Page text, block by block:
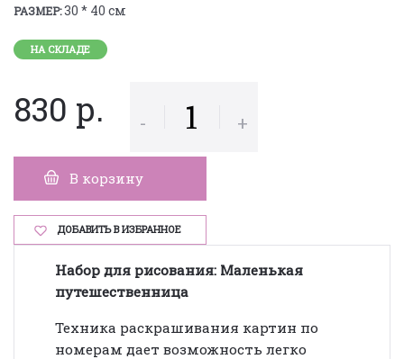
РАЗМЕР:30 * 40 см
НА СКЛАДЕ
830 р. - +
В корзину
ДОБАВИТЬ В ИЗБРАННОЕ
Набор для рисования: Маленькая
путешественница
Техника раскрашивания картин по
номерам дает возможность легко